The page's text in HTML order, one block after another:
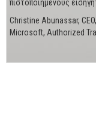
πιστοποιημένους
Christine Abunassar,
Microsoft, Authorized